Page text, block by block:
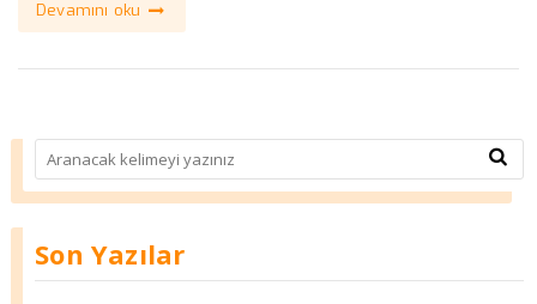
Devamını oku
Son Yazılar